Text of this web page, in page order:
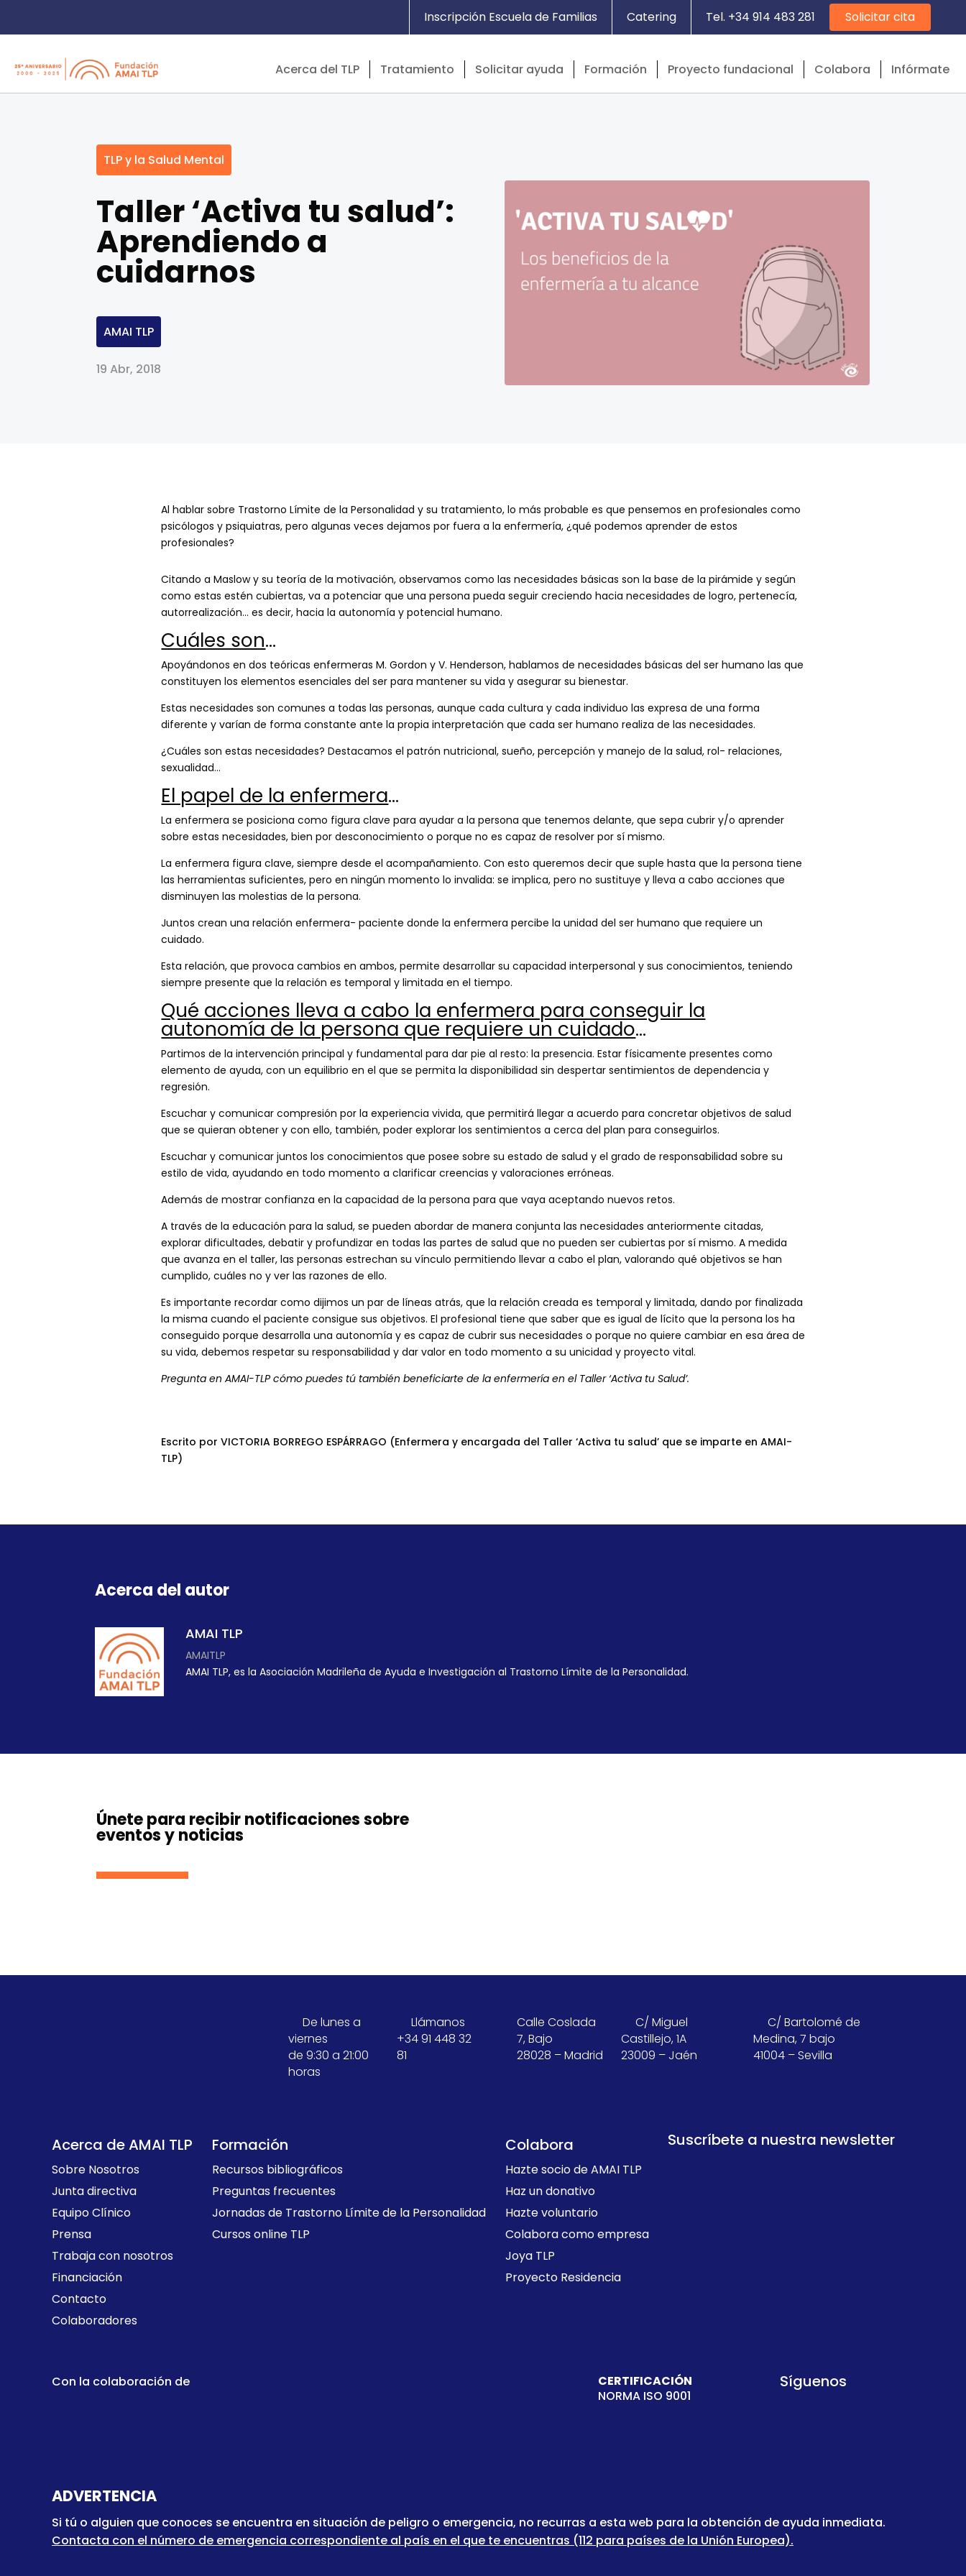
Inscripción Escuela de Familias Catering Tel. +34 914 483 281 Solicitar cita
Acerca del TLP Tratamiento Solicitar ayuda Formación Proyecto fundacional Colabora Infórmate
TLP y la Salud Mental
Taller ‘Activa tu salud’:
Aprendiendo a
cuidarnos
AMAI TLP
19 Abr, 2018
Al hablar sobre Trastorno Límite de la Personalidad y su tratamiento, lo más probable es que pensemos en profesionales como
psicólogos y psiquiatras, pero algunas veces dejamos por fuera a la enfermería, ¿qué podemos aprender de estos
profesionales?
Citando a Maslow y su teoría de la motivación, observamos como las necesidades básicas son la base de la pirámide y según
como estas estén cubiertas, va a potenciar que una persona pueda seguir creciendo hacia necesidades de logro, pertenecía,
autorrealización… es decir, hacia la autonomía y potencial humano.
Cuáles son…
Apoyándonos en dos teóricas enfermeras M. Gordon y V. Henderson, hablamos de necesidades básicas del ser humano las que
constituyen los elementos esenciales del ser para mantener su vida y asegurar su bienestar.
Estas necesidades son comunes a todas las personas, aunque cada cultura y cada individuo las expresa de una forma
diferente y varían de forma constante ante la propia interpretación que cada ser humano realiza de las necesidades.
¿Cuáles son estas necesidades? Destacamos el patrón nutricional, sueño, percepción y manejo de la salud, rol- relaciones,
sexualidad…
El papel de la enfermera…
La enfermera se posiciona como figura clave para ayudar a la persona que tenemos delante, que sepa cubrir y/o aprender
sobre estas necesidades, bien por desconocimiento o porque no es capaz de resolver por sí mismo.
La enfermera figura clave, siempre desde el acompañamiento. Con esto queremos decir que suple hasta que la persona tiene
las herramientas suficientes, pero en ningún momento lo invalida: se implica, pero no sustituye y lleva a cabo acciones que
disminuyen las molestias de la persona.
Juntos crean una relación enfermera- paciente donde la enfermera percibe la unidad del ser humano que requiere un
cuidado.
Esta relación, que provoca cambios en ambos, permite desarrollar su capacidad interpersonal y sus conocimientos, teniendo
siempre presente que la relación es temporal y limitada en el tiempo.
Qué acciones lleva a cabo la enfermera para conseguir la
autonomía de la persona que requiere un cuidado…
Partimos de la intervención principal y fundamental para dar pie al resto: la presencia. Estar físicamente presentes como
elemento de ayuda, con un equilibrio en el que se permita la disponibilidad sin despertar sentimientos de dependencia y
regresión.
Escuchar y comunicar compresión por la experiencia vivida, que permitirá llegar a acuerdo para concretar objetivos de salud
que se quieran obtener y con ello, también, poder explorar los sentimientos a cerca del plan para conseguirlos.
Escuchar y comunicar juntos los conocimientos que posee sobre su estado de salud y el grado de responsabilidad sobre su
estilo de vida, ayudando en todo momento a clarificar creencias y valoraciones erróneas.
Además de mostrar confianza en la capacidad de la persona para que vaya aceptando nuevos retos.
A través de la educación para la salud, se pueden abordar de manera conjunta las necesidades anteriormente citadas,
explorar dificultades, debatir y profundizar en todas las partes de salud que no pueden ser cubiertas por sí mismo. A medida
que avanza en el taller, las personas estrechan su vínculo permitiendo llevar a cabo el plan, valorando qué objetivos se han
cumplido, cuáles no y ver las razones de ello.
Es importante recordar como dijimos un par de líneas atrás, que la relación creada es temporal y limitada, dando por finalizada
la misma cuando el paciente consigue sus objetivos. El profesional tiene que saber que es igual de lícito que la persona los ha
conseguido porque desarrolla una autonomía y es capaz de cubrir sus necesidades o porque no quiere cambiar en esa área de
su vida, debemos respetar su responsabilidad y dar valor en todo momento a su unicidad y proyecto vital.
Pregunta en AMAI-TLP cómo puedes tú también beneficiarte de la enfermería en el Taller ‘Activa tu Salud’.
Escrito por VICTORIA BORREGO ESPÁRRAGO (Enfermera y encargada del Taller ‘Activa tu salud’ que se imparte en AMAI-
TLP)
Acerca del autor
AMAI TLP
AMAITLP
AMAI TLP, es la Asociación Madrileña de Ayuda e Investigación al Trastorno Límite de la Personalidad.
Únete para recibir notificaciones sobre
eventos y noticias
De lunes a
viernes
de 9:30 a 21:00
horas
Llámanos
+34 91 448 32
81
Calle Coslada
7, Bajo
28028 – Madrid
C/ Miguel
Castillejo, 1A
23009 – Jaén
C/ Bartolomé de
Medina, 7 bajo
41004 – Sevilla
Acerca de AMAI TLP
Sobre Nosotros
Junta directiva
Equipo Clínico
Prensa
Trabaja con nosotros
Financiación
Contacto
Colaboradores
Formación
Recursos bibliográficos
Preguntas frecuentes
Jornadas de Trastorno Límite de la Personalidad
Cursos online TLP
Colabora
Hazte socio de AMAI TLP
Haz un donativo
Hazte voluntario
Colabora como empresa
Joya TLP
Proyecto Residencia
Suscríbete a nuestra newsletter
Con la colaboración de
CERTIFICACIÓN
NORMA ISO 9001
Síguenos
ADVERTENCIA
Si tú o alguien que conoces se encuentra en situación de peligro o emergencia, no recurras a esta web para la obtención de ayuda inmediata.
Contacta con el número de emergencia correspondiente al país en el que te encuentras (112 para países de la Unión Europea).